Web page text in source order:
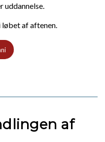
uddannelse.
af aftenen.
af